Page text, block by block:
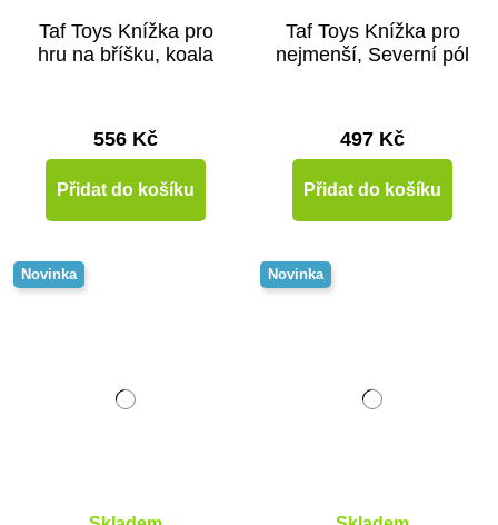
Taf Toys Knížka pro
hru na bříšku, koala
556 Kč
Přidat do košíku
Taf Toys Knížka pro
nejmenší, Severní pól
497 Kč
Přidat do košíku
Novinka Novinka